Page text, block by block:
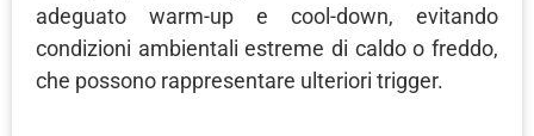
adeguato warm-up e cool-down, evitando
condizioni ambientali estreme di caldo o freddo,
che possono rappresentare ulteriori trigger.